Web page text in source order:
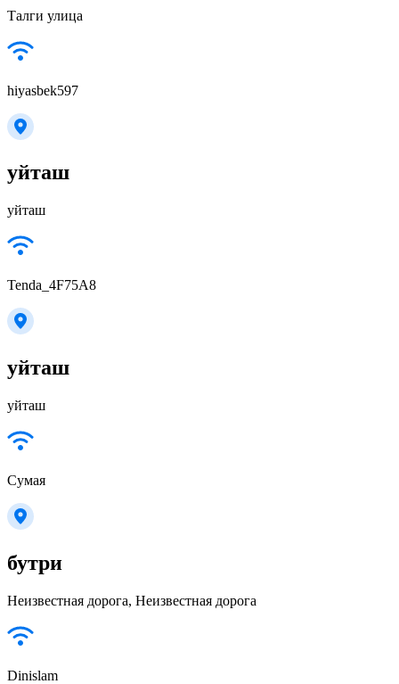
Талги улица
hiyasbek597
уйташ
уйташ
Tenda_4F75A8
уйташ
уйташ
Сумая
бутри
Неизвестная дорога, Неизвестная дорога
Dinislam